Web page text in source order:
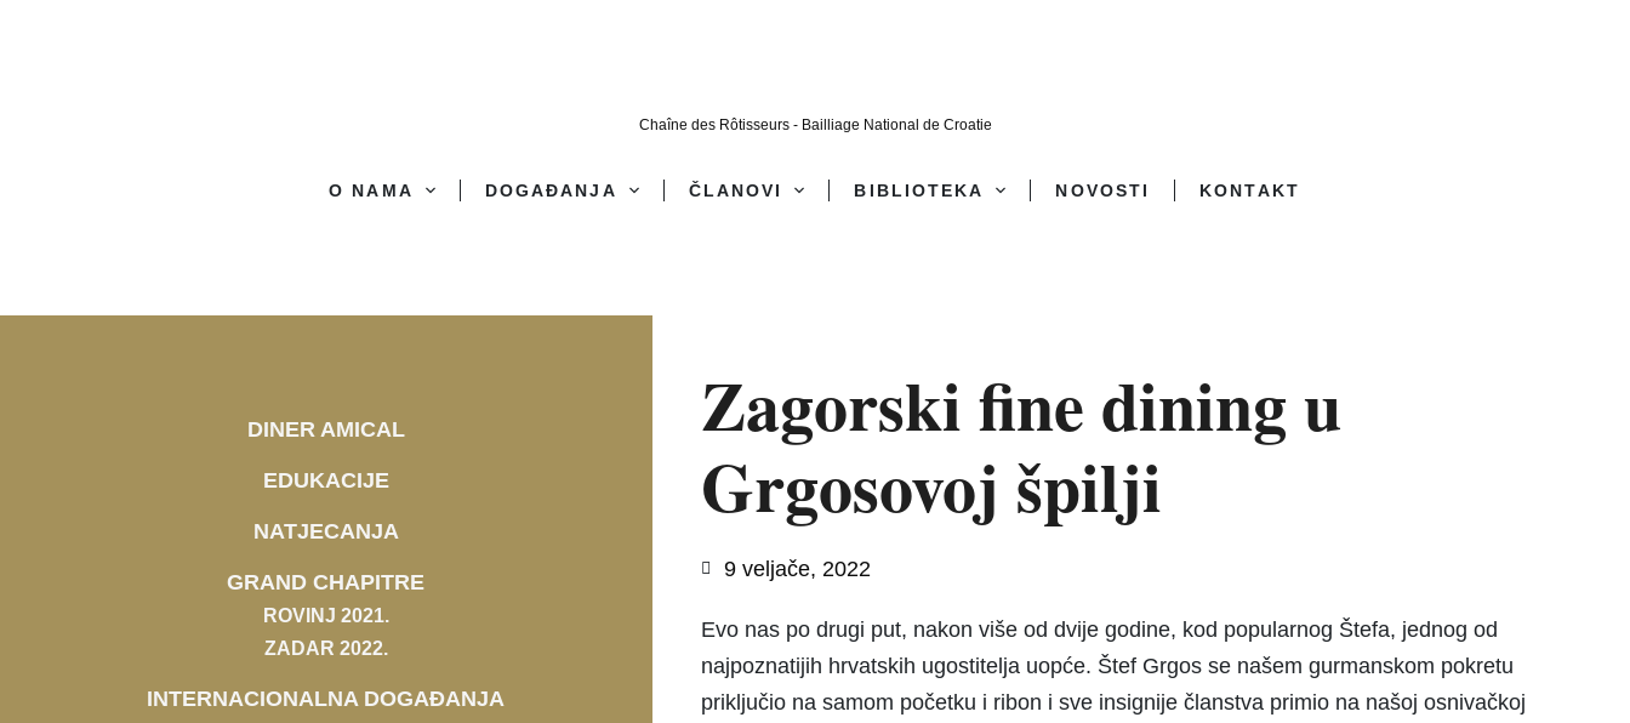
Chaîne des Rôtisseurs - Bailliage National de Croatie
O NAMA DOGAĐANJA ČLANOVI BIBLIOTEKA NOVOSTI KONTAKT
DINER AMICAL
EDUKACIJE
NATJECANJA
GRAND CHAPITRE
ROVINJ 2021.
ZADAR 2022.
INTERNACIONALNA DOGAĐANJA
Zagorski fine dining u
Grgosovoj špilji
9 veljače, 2022
Evo nas po drugi put, nakon više od dvije godine, kod popularnog Štefa, jednog od
najpoznatijih hrvatskih ugostitelja uopće. Štef Grgos se našem gurmanskom pokretu
priključio na samom početku i ribon i sve insignije članstva primio na našoj osnivačkoj